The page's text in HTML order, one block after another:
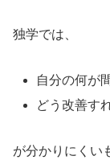
独学では、
自分の何が
どう改善す
が分かりにくい